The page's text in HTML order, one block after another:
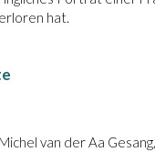
hat.
van der Aa